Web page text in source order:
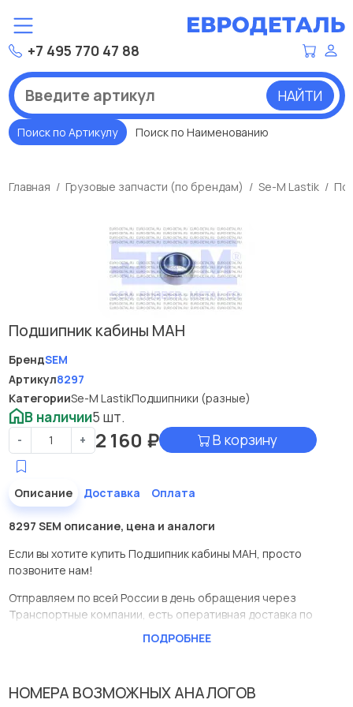
+7 495 770 47 88
НАЙТИ
Поиск по Артикулу Поиск по Наименованию
Главная Грузовые запчасти (по брендам) Se-M Lastik
Подшипник кабины МАН
БрендSEM
Артикул8297
КатегорииSe-M LastikПодшипники (разные)
В наличии5 шт.
- + 2 160 ₽ В корзину
Описание Доставка Оплата
8297 SEM описание, цена и аналоги
Если вы хотите купить Подшипник кабины МАН, просто
позвоните нам!
Отправляем по всей России в день обращения через
Транспортные компании, есть оперативная доставка по
У данной детали есть аналоги с номерами, убедитесь сами.
ПОДРОБНЕЕ
НОМЕРА ВОЗМОЖНЫХ АНАЛОГОВ